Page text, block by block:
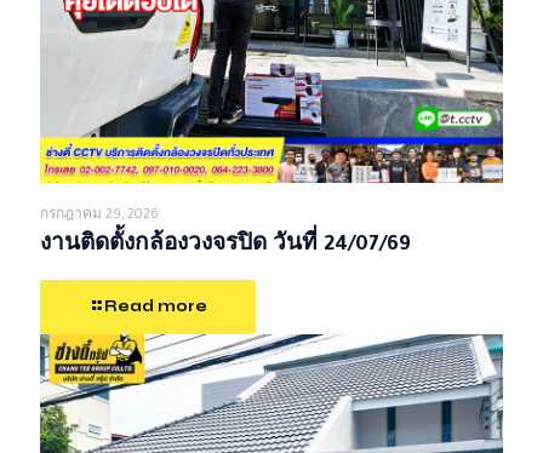
กรกฎาคม 29, 2026
งานติดตั้งกล้องวงจรปิด วันที่ 24/07/69
Read more